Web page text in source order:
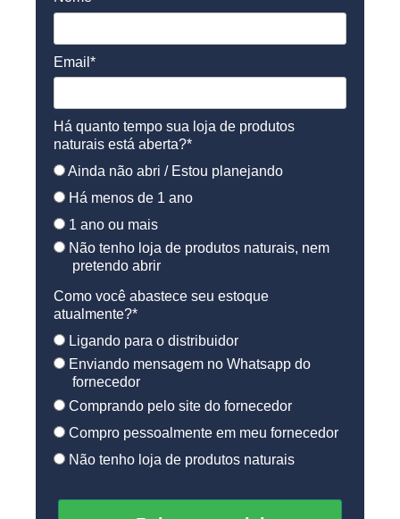
Email*
Há quanto tempo sua loja de produtos
naturais está aberta?*
Ainda não abri / Estou planejando
Há menos de 1 ano
1 ano ou mais
Não tenho loja de produtos naturais, nem
pretendo abrir
Como você abastece seu estoque
atualmente?*
Ligando para o distribuidor
Enviando mensagem no Whatsapp do
fornecedor
Comprando pelo site do fornecedor
Compro pessoalmente em meu fornecedor
Não tenho loja de produtos naturais